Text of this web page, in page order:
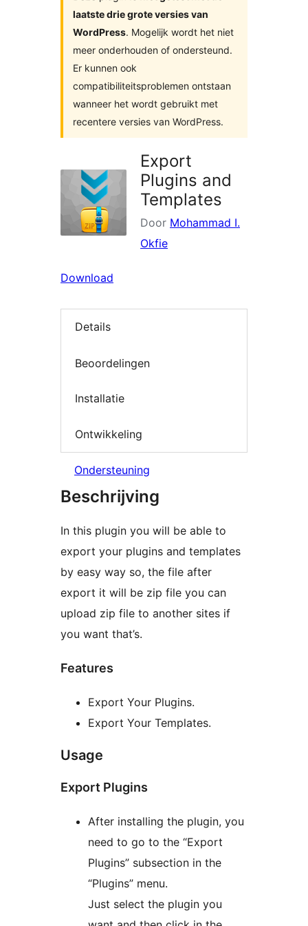
laatste drie grote versies van
WordPress. Mogelijk wordt het niet
meer onderhouden of ondersteund.
Er kunnen ook
compatibiliteitsproblemen ontstaan
wanneer het wordt gebruikt met
recentere versies van WordPress.
Export
Plugins and
Templates
Door Mohammad I.
Okfie
Download
Details
Beoordelingen
Installatie
Ontwikkeling
Ondersteuning
Beschrijving
In this plugin you will be able to
export your plugins and templates
by easy way so, the file after
export it will be zip file you can
upload zip file to another sites if
you want that’s.
Features
Export Your Plugins.
Export Your Templates.
Usage
Export Plugins
After installing the plugin, you
need to go to the “Export
Plugins” subsection in the
“Plugins” menu.
Just select the plugin you